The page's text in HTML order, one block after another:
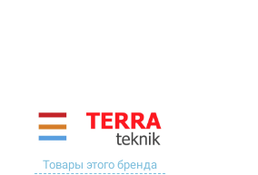
Товары этого бренда